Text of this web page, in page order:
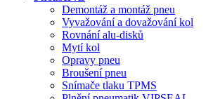
Demontáž a montáž pneu
Vyvažování a dovažování kol
Rovnání alu-disků
Mytí kol
Opravy pneu
Broušení pneu
Snímače tlaku TPMS